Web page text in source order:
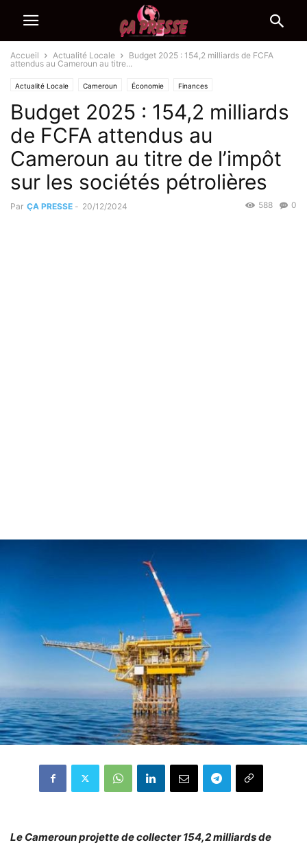
Accueil Actualité Locale
Budget 2025 : 154,2 milliards de FCFA
attendus au Cameroun au titre...
Actualité Locale Cameroun Économie Finances
Budget 2025 : 154,2 milliards
de FCFA attendus au
Cameroun au titre de l’impôt
sur les sociétés pétrolières
Par ÇA PRESSE - 20/12/2024 0
588
Le Cameroun projette de collecter 154,2 milliards de